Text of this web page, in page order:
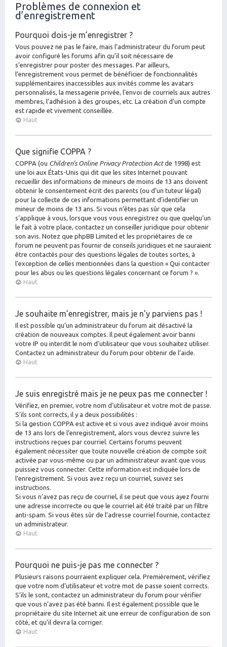
Problèmes de connexion et
d’enregistrement
Pourquoi dois-je m’enregistrer ?
Vous pouvez ne pas le faire, mais l’administrateur du forum peut
avoir configuré les forums afin qu’il soit nécessaire de
s’enregistrer pour poster des messages. Par ailleurs,
l’enregistrement vous permet de bénéficier de fonctionnalités
supplémentaires inaccessibles aux invités comme les avatars
personnalisés, la messagerie privée, l’envoi de courriels aux autres
membres, l’adhésion à des groupes, etc. La création d’un compte
est rapide et vivement conseillée.
Haut
Que signifie COPPA ?
COPPA (ou Children’s Online Privacy Protection Actde 1998) est
une loi aux États-Unis qui dit que les sites Internet pouvant
recueillir des informations de mineurs de moins de 13 ans doivent
obtenir le consentement écrit des parents (ou d’un tuteur légal)
pour la collecte de ces informations permettant d’identifier un
mineur de moins de 13 ans. Si vous n’êtes pas sûr que cela
s’applique à vous, lorsque vous vous enregistrez ou que quelqu’un
le fait à votre place, contactez un conseiller juridique pour obtenir
son avis. Notez que phpBB Limited et les propriétaires de ce
forum ne peuvent pas fournir de conseils juridiques et ne sauraient
être contactés pour des questions légales de toutes sortes, à
l’exception de celles mentionnées dans la question « Qui contacter
pour les abus ou les questions légales concernant ce forum ? ».
Haut
Je souhaite m’enregistrer, mais je n’y parviens pas !
Il est possible qu’un administrateur du forum ait désactivé la
création de nouveaux comptes. Il peut également avoir banni
votre IP ou interdit le nom d’utilisateur que vous souhaitez utiliser.
Contactez un administrateur du forum pour obtenir de l’aide.
Haut
Je suis enregistré mais je ne peux pas me connecter !
Vérifiez, en premier, votre nom d’utilisateur et votre mot de passe.
S’ils sont corrects, il y a deux possibilités :
Si la gestion COPPA est active et si vous avez indiqué avoir moins
de 13 ans lors de l’enregistrement, alors vous devrez suivre les
instructions reçues par courriel. Certains forums peuvent
également nécessiter que toute nouvelle création de compte soit
activée par vous-même ou par un administrateur avant que vous
puissiez vous connecter. Cette information est indiquée lors de
l’enregistrement. Si vous avez reçu un courriel, suivez ses
instructions.
Si vous n’avez pas reçu de courriel, il se peut que vous ayez fourni
une adresse incorrecte ou que le courriel ait été traité par un filtre
anti-spam. Si vous êtes sûr de l’adresse courriel fournie, contactez
un administrateur.
Haut
Pourquoi ne puis-je pas me connecter ?
Plusieurs raisons pourraient expliquer cela. Premièrement, vérifiez
que votre nom d’utilisateur et votre mot de passe soient corrects.
S’ils le sont, contactez un administrateur du forum pour vérifier
que vous n’avez pas été banni. Il est également possible que le
propriétaire du site Internet ait une erreur de configuration de son
côté, et qu’il devra la corriger.
Haut